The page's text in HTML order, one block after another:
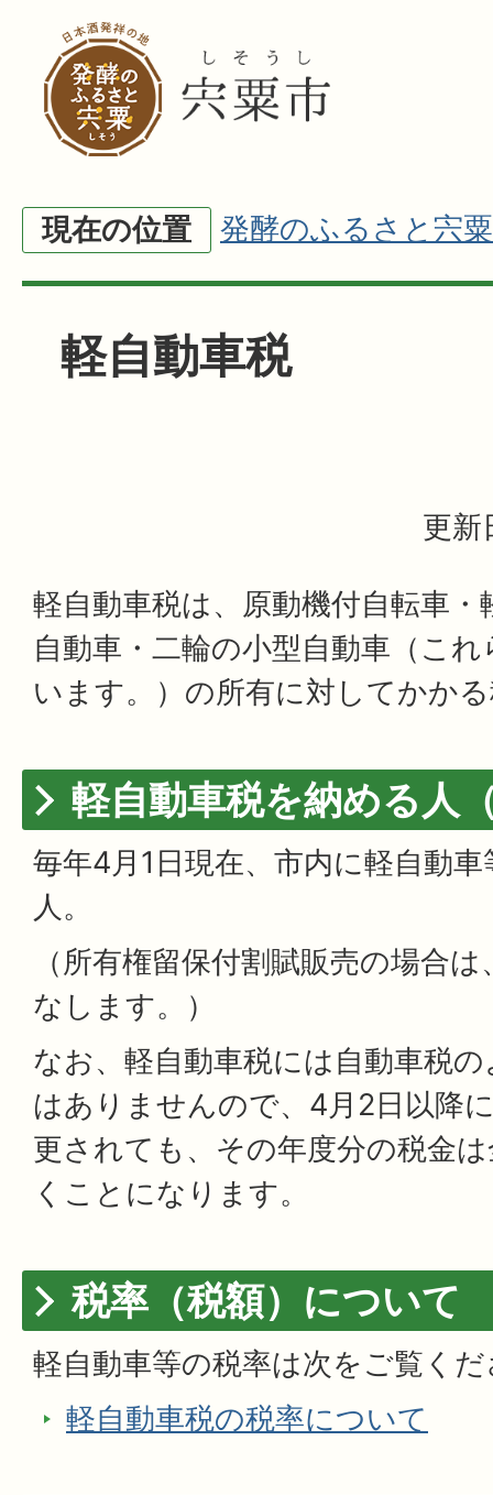
現在の位置 発酵のふるさと宍粟
軽自動車税
更新
軽自動車税は、原動機付自転車・
自動車・二輪の小型自動車（こ
います。）の所有に対してかか
軽自動車税を納める人
毎年4月1日現在、市内に軽自動
人。
（所有権留保付割賦販売の場合
なします。）
なお、軽自動車税には自動車税
はありませんので、4月2日以降
更されても、その年度分の税金
くことになります。
税率（税額）について
軽自動車等の税率は次をご覧く
軽自動車税の税率について